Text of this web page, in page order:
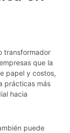
transformador
que la
papel y costos,
prácticas más
hacia
puede